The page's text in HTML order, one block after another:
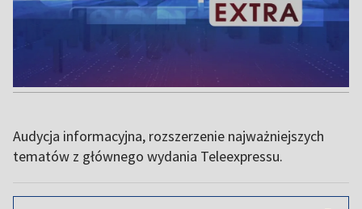
Audycja informacyjna, rozszerzenie najważniejszych
tematów z głównego wydania Teleexpressu.